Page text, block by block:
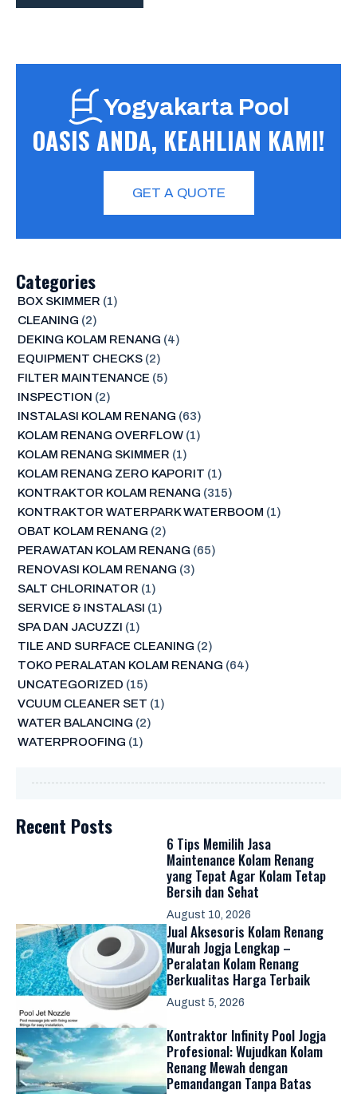
Yogyakarta Pool
OASIS ANDA, KEAHLIAN KAMI!
GET A QUOTE
Categories
BOX SKIMMER (1)
CLEANING (2)
DEKING KOLAM RENANG (4)
EQUIPMENT CHECKS(2)
FILTER MAINTENANCE (5)
INSPECTION (2)
INSTALASI KOLAM RENANG (63)
KOLAM RENANG OVERFLOW(1)
KOLAM RENANG SKIMMER (1)
KOLAM RENANG ZERO KAPORIT (1)
KONTRAKTOR KOLAM RENANG (315)
KONTRAKTOR WATERPARK WATERBOOM (1)
OBAT KOLAM RENANG (2)
PERAWATAN KOLAM RENANG (65)
RENOVASI KOLAM RENANG (3)
SALT CHLORINATOR (1)
SERVICE & INSTALASI (1)
SPA DAN JACUZZI (1)
TILE AND SURFACE CLEANING (2)
TOKO PERALATAN KOLAM RENANG (64)
UNCATEGORIZED (15)
VCUUM CLEANER SET (1)
WATER BALANCING (2)
WATERPROOFING (1)
Recent Posts
6 Tips Memilih Jasa
Maintenance Kolam Renang
yang Tepat Agar Kolam Tetap
Bersih dan Sehat
August 10, 2026
Jual Aksesoris Kolam Renang
Murah Jogja Lengkap –
Peralatan Kolam Renang
Berkualitas Harga Terbaik
August 5, 2026
Kontraktor Infinity Pool Jogja
Profesional: Wujudkan Kolam
Renang Mewah dengan
Pemandangan Tanpa Batas